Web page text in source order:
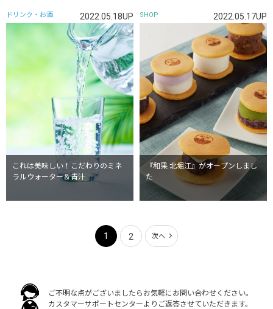
これは美味しい！こだわりのミネ
ラルウォーター＆青汁
ドリンク・お酒 2022.05.18UP
『和果 北堀江』がオープンしまし
た
SHOP 2022.05.17UP
1 2 次へ
ご不明な点がございましたらお気軽にお問い合わせください。
カスタマーサポートセンターよりご返答させていただきます。